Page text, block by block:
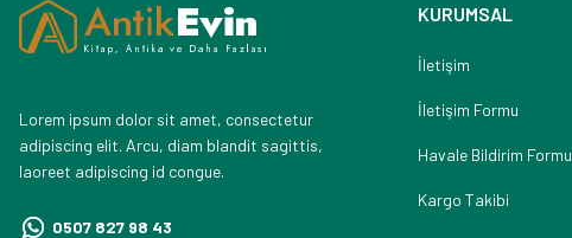
Lorem ipsum dolor sit amet, consectetur
adipiscing elit. Arcu, diam blandit sagittis,
laoreet adipiscing id congue.
0507 827 98 43
KURUMSAL
İletişim
İletişim Formu
Havale Bildirim Formu
Kargo Takibi